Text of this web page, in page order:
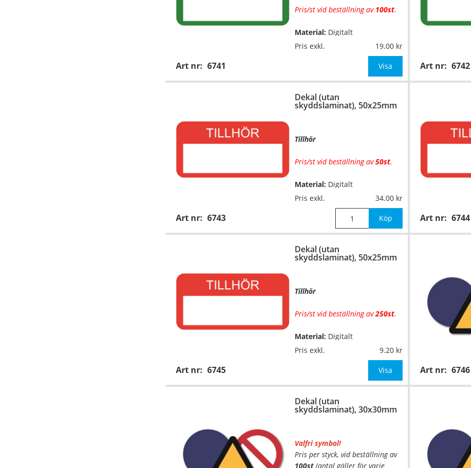
Art nr: 6741
Pris/st vid beställning av 100st.
Material: Digitalt
fyrfärgsprintade på
självhäftande vinylfolie (7års-
kvalitet). Toppskurna på ark.
Mått:50x25mm
Pris exkl. 19.00
Visa Art nr: 6742
Dekal (utan
skyddslaminat), 50x25mm
Art nr: 6743
Tillhör
Pris/st vid beställning av50st.
Material: Digitalt
fyrfärgsprintade på
självhäftande vinylfolie (7års-
kvalitet). Toppskurna på ark.
skyddslaminat.
Mått:50x25mm
Pris exkl. 34.00
Köp Art nr: 6744
Dekal (utan
skyddslaminat), 50x25mm
Art nr: 6745
Tillhör
Pris/st vid beställning av250st.
Material: Digitalt
fyrfärgsprintade på
självhäftande vinylfolie (7års-
kvalitet). Toppskurna på ark.
Mått:50x25mm
Pris exkl. 9.20
Visa Art nr: 6746
Dekal (utan
skyddslaminat), 30x30mm
Valfri symbol!
Pris per styck, vid beställning av
100st(antal gäller för varje